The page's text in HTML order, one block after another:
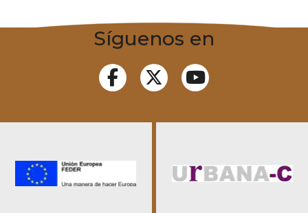
Síguenos en